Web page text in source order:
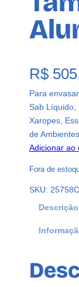
R$
Para
Sab Líquido,
Xaropes,
de
Adicionar ao
Fora de
SKU: 25758
Descrição